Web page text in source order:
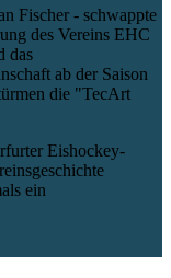
Fischer - schwappte
des Vereins EHC
das
ab der Saison
die "TecArt
Eishockey-
ein